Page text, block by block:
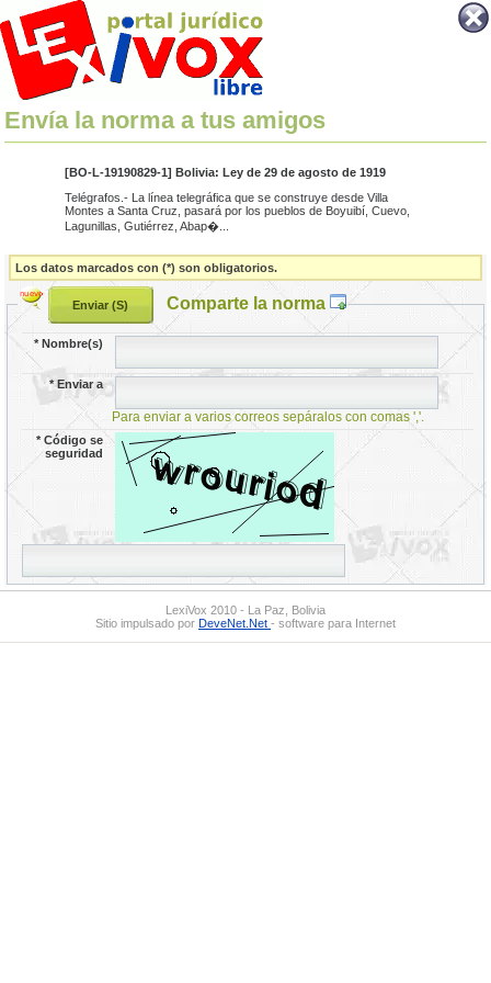
Envía la norma a tus amigos
[BO-L-19190829-1] Bolivia: Ley de 29 de agosto de 1919
Telégrafos.- La línea telegráfica que se construye desde Villa
Montes a Santa Cruz, pasará por los pueblos de Boyuibí, Cuevo,
Lagunillas, Gutiérrez, Abap�...
Los datos marcados con (*) son obligatorios.
Comparte la norma
*Nombre(s)
*Enviar a
Para enviar a varios correos sepáralos con comas ','.
*Código se
seguridad
LexiVox 2010 - La Paz, Bolivia
Sitio impulsado por DeveNet.Net - software para Internet